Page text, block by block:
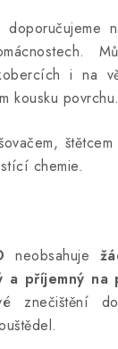
doporučujeme
i na
kousku povrchu.
chemie.
neobsahuje
příjemný na
znečištění